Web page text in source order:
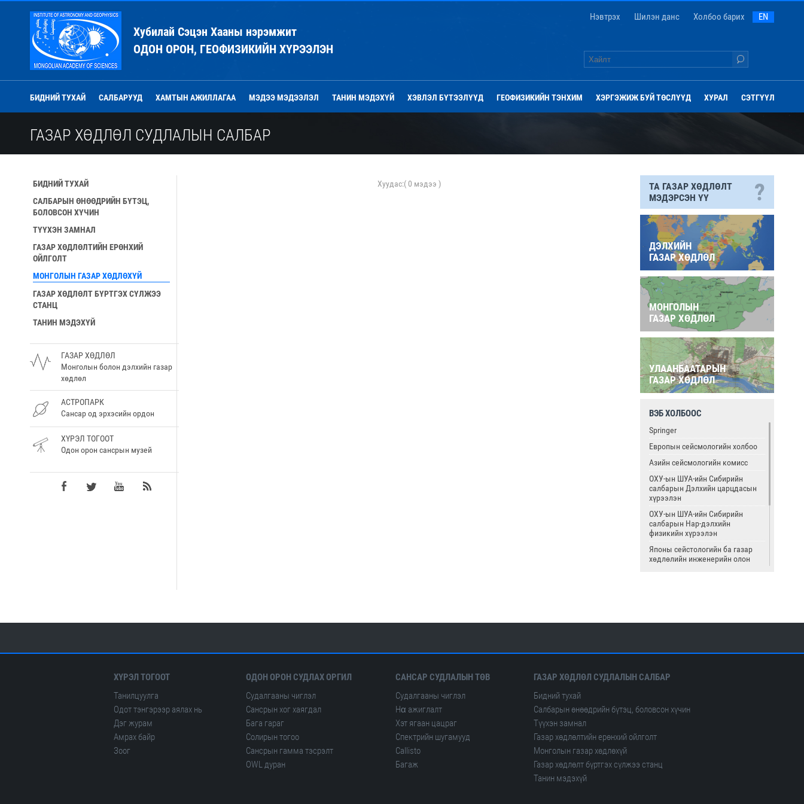
Хубилай Сэцэн Хааны нэрэмжит
ОДОН ОРОН, ГЕОФИЗИКИЙН ХҮРЭЭЛЭН
Нэвтрэх Шилэн данс Холбоо барих EN
БИДНИЙ ТУХАЙ САЛБАРУУД ХАМТЫН АЖИЛЛАГАА МЭДЭЭ МЭДЭЭЛЭЛ ТАНИН МЭДЭХҮЙ ХЭВЛЭЛ БҮТЭЭЛҮҮД ГЕОФИЗИКИЙН ТЭНХИМ ХЭРГЭЖИЖ БУЙ ТӨСЛҮҮД ХУРАЛ СЭТГҮҮЛ
ГАЗАР ХӨДЛӨЛ СУДЛАЛЫН САЛБАР
БИДНИЙ ТУХАЙ
САЛБАРЫН ӨНӨӨДРИЙН БҮТЭЦ,
БОЛОВСОН ХҮЧИН
ТҮҮХЭН ЗАМНАЛ
ГАЗАР ХӨДЛӨЛТИЙН ЕРӨНХИЙ
ОЙЛГОЛТ
МОНГОЛЫН ГАЗАР ХӨДЛӨХҮЙ
ГАЗАР ХӨДЛӨЛТ БҮРТГЭХ СҮЛЖЭЭ
СТАНЦ
ТАНИН МЭДЭХҮЙ
ГАЗАР ХӨДЛӨЛ
Монголын болон дэлхийн газар
хөдлөл
АСТРОПАРК
Сансар од эрхэсийн ордон
ХҮРЭЛ ТОГООТ
Одон орон сансрын музей
Хуудас:( 0 мэдээ )
ТА ГАЗАР ХӨДЛӨЛТ
МЭДЭРСЭН ҮҮ
?
ДЭЛХИЙН
ГАЗАР ХӨДЛӨЛ
МОНГОЛЫН
ГАЗАР ХӨДЛӨЛ
УЛААНБААТАРЫН
ГАЗАР ХӨДЛӨЛ
ВЭБ ХОЛБООС
Springer
Европын сейсмологийн холбоо
Азийн сейсмологийн комисс
ОХУ-ын ШУА-ийн Сибирийн
салбарын Дэлхийн царцдасын
хүрээлэн
ОХУ-ын ШУА-ийн Сибирийн
салбарын Нар-дэлхийн
физикийн хүрээлэн
Японы сейстологийн ба газар
хөдлөлийн инженерийн олон
Олон улсын сейсмологийн ба
ХҮРЭЛ ТОГООТ
Танилцуулга
Одот тэнгэрээр аялах нь
Дэг журам
Амрах байр
Зоог
ОДОН ОРОН СУДЛАХ ОРГИЛ
Судалгааны чиглэл
Сансрын хог хаягдал
Бага гараг
Солирын тогоо
Сансрын гамма тэсрэлт
OWL дуран
САНСАР СУДЛАЛЫН ТӨВ
Судалгааны чиглэл
Hα ажиглалт
Хэт ягаан цацраг
Спектрийн шугамууд
Сallisto
Багаж
ГАЗАР ХӨДЛӨЛ СУДЛАЛЫН САЛБАР
Бидний тухай
Салбарын өнөөдрийн бүтэц, боловсон хүчин
Түүхэн замнал
Газар хөдлөлтийн ерөнхий ойлголт
Монголын газар хөдлөхүй
Газар хөдлөлт бүртгэх сүлжээ станц
Танин мэдэхүй